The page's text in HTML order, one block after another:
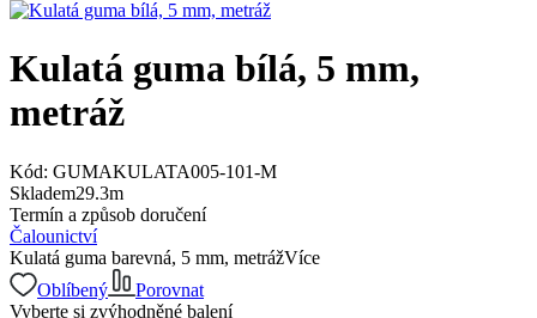
Kulatá guma bílá, 5 mm,
metráž
Kód: GUMAKULATA005-101-M
Skladem29.3m
Termín a způsob doručení
Čalounictví
Kulatá guma barevná, 5 mm, metrážVíce
Oblíbený
Porovnat
Vyberte si zvýhodněné balení